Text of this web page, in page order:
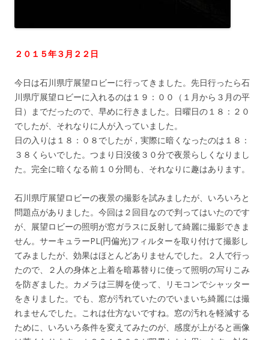
２０１５年３月２２日
今日は石川県庁展望ロビーに行ってきました。先日行ったら石
川県庁展望ロビーに入れるのは１９：００（１月から３月の平
日）までだったので、早めに行きました。日曜日の１８：２０
でしたが、それなりに人が入っていました。
日の入りは１８：０８でしたが，実際に暗くなったのは１８：
３８くらいでした。つまり日没後３０分で夜景らしくなりまし
た。完全に暗くなる前１０分間も、それなりに趣はあります。
石川県庁展望ロビーの夜景の撮影を試みましたが、いろいろと
問題点がありました。今回は２回目なので判ってはいたのです
が、展望ロビーの照明が窓ガラスに反射して綺麗に撮影できま
せん。サーキュラーPL(円偏光)フィルターを取り付けて撮影し
てみましたが、効果はほとんどありませんでした。２人で行っ
たので、２人の身体と上着を暗幕替りに使って照明の写りこみ
を防ぎました。カメラは三脚を使って、リモコンでシャッター
をきりました。でも、窓が汚れていたのでいまいち綺麗には撮
れませんでした。これは仕方ないですね。窓の汚れを軽減する
ために、いろいろ条件を変えてみたのが、感度が上がると画像